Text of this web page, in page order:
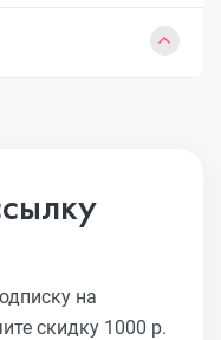
на
скидку 1000 р.